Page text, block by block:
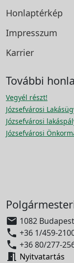
Honlaptérkép
Impresszum
Karrier
További
Vegyél részt!
Józsefvárosi
Józsefvárosi
Józsefvárosi
 1082
 +36 1/459-
 +36 80/277-
 Nyitvatartás